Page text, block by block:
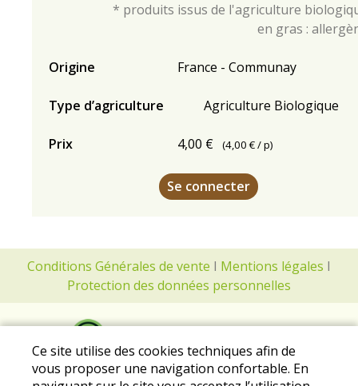
* produits issus de l'agriculture
en gras :
Origine France - Communay
Type d’agriculture Agriculture Biologique
Prix 4,00 € (4,00 €/ p)
Se connecter
Conditions Générales de vente I Mentions légales I
Protection des données personnelles
Ce site utilise des cookies techniques afin de
vous proposer une navigation confortable. En